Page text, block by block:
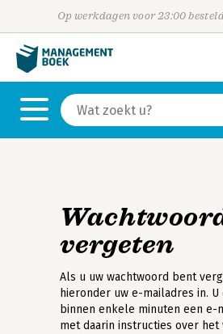
Op werkdagen voor 23:00
vergeten
Als u uw wachtwoord bent
hieronder uw e-mailadres in. U
binnen enkele minuten een e-
met daarin instructies over het